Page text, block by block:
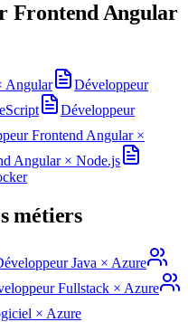
Frontend Angular
Angular
Développeur
Développeur
Frontend Angular×
Angular× Node.js
métiers
Java × Azure
Fullstack × Azure
× Azure